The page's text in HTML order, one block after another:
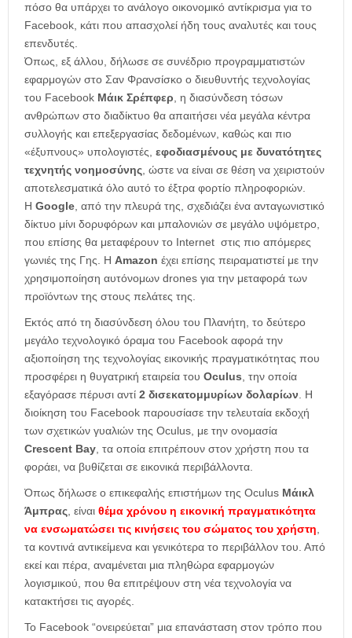
πόσο θα υπάρχει το ανάλογο οικονομικό αντίκρισμα για το
Facebook, κάτι που απασχολεί ήδη τους αναλυτές και τους
επενδυτές.
Όπως, εξ άλλου, δήλωσε σε συνέδριο προγραμματιστών
εφαρμογών στο Σαν Φρανσίσκο ο διευθυντής τεχνολογίας
του Facebook Μάικ Σρέπφερ, η διασύνδεση τόσων
ανθρώπων στο διαδίκτυο θα απαιτήσει νέα μεγάλα κέντρα
συλλογής και επεξεργασίας δεδομένων, καθώς και πιο
«έξυπνους» υπολογιστές, εφοδιασμένους με δυνατότητες
τεχνητής νοημοσύνης, ώστε να είναι σε θέση να χειριστούν
αποτελεσματικά όλο αυτό το έξτρα φορτίο πληροφοριών.
Η Google, από την πλευρά της, σχεδιάζει ένα ανταγωνιστικό
δίκτυο μίνι δορυφόρων και μπαλονιών σε μεγάλο υψόμετρο,
που επίσης θα μεταφέρουν το Internet στις πιο απόμερες
γωνιές της Γης. Η Amazon έχει επίσης πειραματιστεί με την
χρησιμοποίηση αυτόνομων drones για την μεταφορά των
προϊόντων της στους πελάτες της.
Εκτός από τη διασύνδεση όλου του Πλανήτη, το δεύτερο
μεγάλο τεχνολογικό όραμα του Facebook αφορά την
αξιοποίηση της τεχνολογίας εικονικής πραγματικότητας που
προσφέρει η θυγατρική εταιρεία του Oculus, την οποία
εξαγόρασε πέρυσι αντί 2 δισεκατομμυρίων δολαρίων. Η
διοίκηση του Facebook παρουσίασε την τελευταία εκδοχή
των σχετικών γυαλιών της Oculus, με την ονομασία
Crescent Bay, τα οποία επιτρέπουν στον χρήστη που τα
φοράει, να βυθίζεται σε εικονικά περιβάλλοντα.
Όπως δήλωσε ο επικεφαλής επιστήμων της Oculus Μάικλ
Άμπρας, είναι θέμα χρόνου η εικονική πραγματικότητα
να ενσωματώσει τις κινήσεις του σώματος του χρήστη,
τα κοντινά αντικείμενα και γενικότερα το περιβάλλον του. Από
εκεί και πέρα, αναμένεται μια πληθώρα εφαρμογών
λογισμικού, που θα επιτρέψουν στη νέα τεχνολογία να
κατακτήσει τις αγορές.
Το Facebook “ονειρεύεται” μια επανάσταση στον τρόπο που